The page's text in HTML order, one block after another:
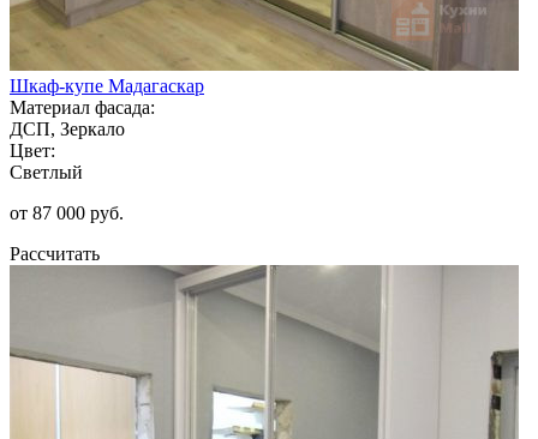
Шкаф-купе Мадагаскар
Материал фасада:
ДСП, Зеркало
Цвет:
Светлый
от 87 000 руб.
Рассчитать